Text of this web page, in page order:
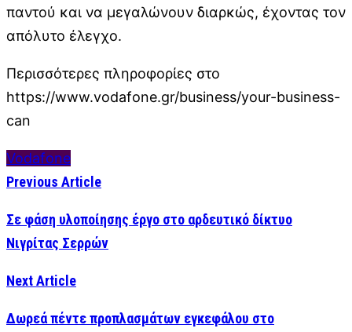
παντού και να μεγαλώνουν διαρκώς, έχοντας τον
απόλυτο έλεγχο.
Περισσότερες πληροφορίες στο
https://www.vodafone.gr/business/your-business-
can
Vodafone
Previous Article
Σε φάση υλοποίησης έργο στο αρδευτικό δίκτυο
Νιγρίτας Σερρών
Next Article
Δωρεά πέντε προπλασμάτων εγκεφάλου στο